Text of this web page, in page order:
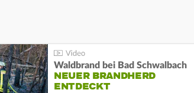
Waldbrand bei Bad Schwalbach
NEUER BRANDHERD
ENTDECKT